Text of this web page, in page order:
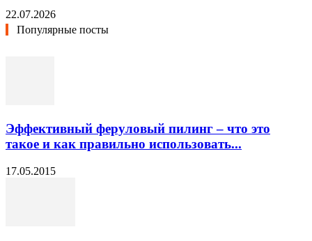
22.07.2026
Популярные посты
Эффективный феруловый пилинг – что это
такое и как правильно использовать...
17.05.2015